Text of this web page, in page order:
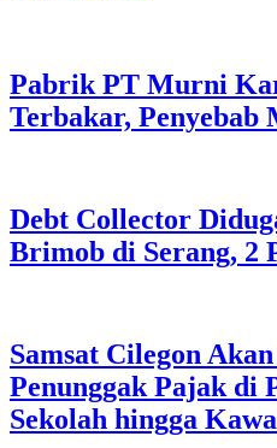
Pabrik PT Murni
Terbakar, Penyebab
Debt Collector
Brimob di Serang, 2
Samsat Cilegon
Penunggak Pajak di
Sekolah hingga